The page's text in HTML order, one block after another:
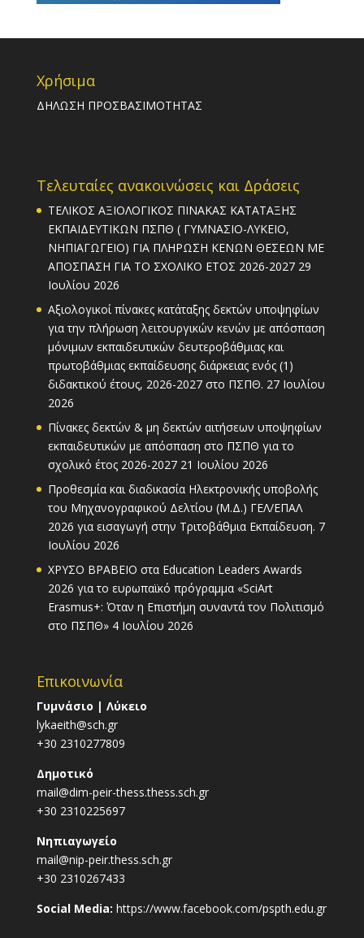
Χρήσιμα
ΔΗΛΩΣΗ ΠΡΟΣΒΑΣΙΜΟΤΗΤΑΣ
Τελευταίες ανακοινώσεις και Δράσεις
ΤΕΛΙΚΟΣ ΑΞΙΟΛΟΓΙΚΟΣ ΠΙΝΑΚΑΣ ΚΑΤΑΤΑΞΗΣ
ΕΚΠΑΙΔΕΥΤΙΚΩΝ ΠΣΠΘ ( ΓΥΜΝΑΣΙΟ-ΛΥΚΕΙΟ,
ΝΗΠΙΑΓΩΓΕΙΟ) ΓΙΑ ΠΛΗΡΩΣΗ ΚΕΝΩΝ ΘΕΣΕΩΝ ΜΕ
ΑΠΟΣΠΑΣΗ ΓΙΑ ΤΟ ΣΧΟΛΙΚΟ ΕΤΟΣ 2026-2027 29
Ιουλίου 2026
Αξιολογικοί πίνακες κατάταξης δεκτών υποψηφίων
για την πλήρωση λειτουργικών κενών με απόσπαση
μόνιμων εκπαιδευτικών δευτεροβάθμιας και
πρωτοβάθμιας εκπαίδευσης διάρκειας ενός (1)
διδακτικού έτους, 2026-2027 στο ΠΣΠΘ. 27 Ιουλίου
2026
Πίνακες δεκτών & μη δεκτών αιτήσεων υποψηφίων
εκπαιδευτικών με απόσπαση στο ΠΣΠΘ για το
σχολικό έτος 2026-2027 21 Ιουλίου 2026
Προθεσμία και διαδικασία Ηλεκτρονικής υποβολής
του Μηχανογραφικού Δελτίου (Μ.Δ.) ΓΕΛ/ΕΠΑΛ
2026 για εισαγωγή στην Τριτοβάθμια Εκπαίδευση. 7
Ιουλίου 2026
ΧΡΥΣΟ ΒΡΑΒΕΙΟ στα Education Leaders Awards
2026 για το ευρωπαϊκό πρόγραμμα «SciArt
Erasmus+: Όταν η Επιστήμη συναντά τον Πολιτισμό
στο ΠΣΠΘ» 4 Ιουλίου 2026
Επικοινωνία
Γυμνάσιο | Λύκειο
lykaeith@sch.gr
+30 2310277809
Δημοτικό
mail@dim-peir-thess.thess.sch.gr
+30 2310225697
Νηπιαγωγείο
mail@nip-peir.thess.sch.gr
+30 2310267433
Social Media: https://www.facebook.com/pspth.edu.gr